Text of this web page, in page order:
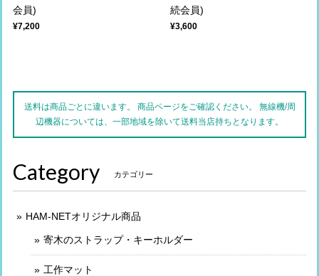
会員)
¥7,200
続会員)
¥3,600
送料は商品ごとに違います。 商品ページをご確認ください。 無線機/周
辺機器については、一部地域を除いて送料当店持ちとなります。
Category カテゴリー
HAM-NETオリジナル商品
寄木のストラップ・キーホルダー
工作マット